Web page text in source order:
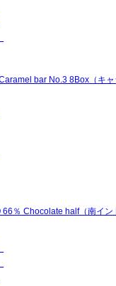
bar No.3 8Box（キ
％ Chocolate half（南イン